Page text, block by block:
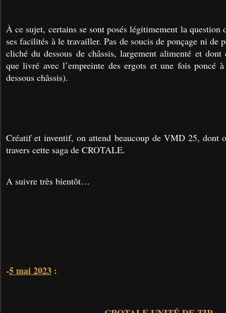
À ce sujet, certains se sont posés légitimement la question
ses facilités à le travailler. Pas de soucis de ponçage ni de
cliché du dessous de châssis, largement alimenté et
que livré avec l’empreinte des ergots et une fois poncé
dessous châssis).
Créatif et inventif, on attend beaucoup de VMD 25, dont
travers cette saga de CROTALE.
A suivre très bientôt…
-5 mai 2023 :